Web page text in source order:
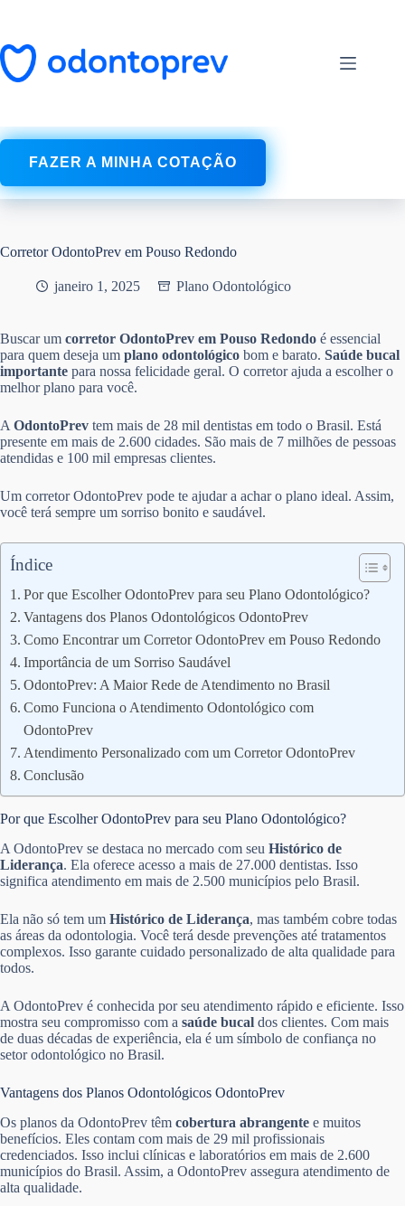
conteúdo
FAZER A MINHA COTAÇÃO
Corretor OdontoPrev em Pouso Redondo
janeiro 1, 2025 Plano Odontológico
Buscar um corretor OdontoPrev em Pouso Redondo é essencial
para quem deseja um plano odontológico bom e barato. Saúde bucal
importante para nossa felicidade geral. O corretor ajuda a escolher o
melhor plano para você.
A OdontoPrev tem mais de 28 mil dentistas em todo o Brasil. Está
presente em mais de 2.600 cidades. São mais de 7 milhões de pessoas
atendidas e 100 mil empresas clientes.
Um corretor OdontoPrev pode te ajudar a achar o plano ideal. Assim,
você terá sempre um sorriso bonito e saudável.
Índice
Por que Escolher OdontoPrev para seu Plano Odontológico?
Vantagens dos Planos Odontológicos OdontoPrev
Como Encontrar um Corretor OdontoPrev em Pouso Redondo
Importância de um Sorriso Saudável
OdontoPrev: A Maior Rede de Atendimento no Brasil
Como Funciona o Atendimento Odontológico com
OdontoPrev
Atendimento Personalizado com um Corretor OdontoPrev
Conclusão
Por que Escolher OdontoPrev para seu Plano Odontológico?
A OdontoPrev se destaca no mercado com seu Histórico de
Liderança. Ela oferece acesso a mais de 27.000 dentistas. Isso
significa atendimento em mais de 2.500 municípios pelo Brasil.
Ela não só tem um Histórico de Liderança, mas também cobre todas
as áreas da odontologia. Você terá desde prevenções até tratamentos
complexos. Isso garante cuidado personalizado de alta qualidade para
todos.
A OdontoPrev é conhecida por seu atendimento rápido e eficiente. Isso
mostra seu compromisso com a saúde bucal dos clientes. Com mais
de duas décadas de experiência, ela é um símbolo de confiança no
setor odontológico no Brasil.
Vantagens dos Planos Odontológicos OdontoPrev
Os planos da OdontoPrev têm cobertura abrangente e muitos
benefícios. Eles contam com mais de 29 mil profissionais
credenciados. Isso inclui clínicas e laboratórios em mais de 2.600
municípios do Brasil. Assim, a OdontoPrev assegura atendimento de
alta qualidade.